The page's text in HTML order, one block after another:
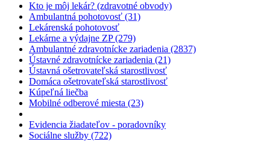
Kto je môj lekár? (zdravotné obvody)
Ambulantná pohotovosť (31)
Lekárenská pohotovosť
Lekárne a výdajne ZP (279)
Ambulantné zdravotnícke zariadenia (2837)
Ústavné zdravotnícke zariadenia (21)
Ústavná ošetrovateľská starostlivosť
Domáca ošetrovateľská starostlivosť
Kúpeľná liečba
Mobilné odberové miesta (23)
Evidencia žiadateľov - poradovníky
Sociálne služby (722)